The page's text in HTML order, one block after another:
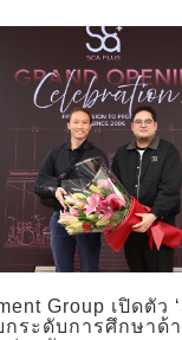
Group เปิดตัว
กระดับการศึกษาด้